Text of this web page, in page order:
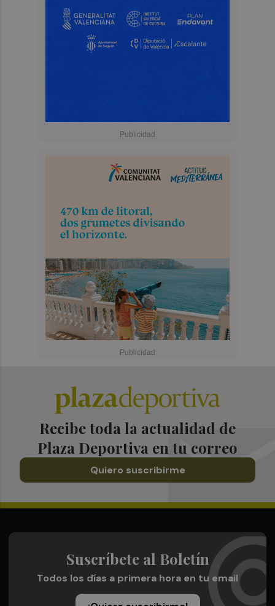
Recibe toda la actualidad de
Plaza Deportiva en tu correo
Quiero suscribirme
Suscríbete al Boletín
Todos los días a primera hora en tu email